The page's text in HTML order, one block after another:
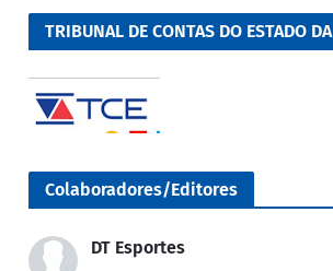
TRIBUNAL DE CONTAS DO ESTADO DA
Colaboradores/Editores
DT Esportes